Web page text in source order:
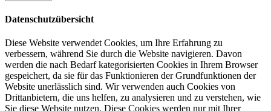
Datenschutzübersicht
Diese Website verwendet Cookies, um Ihre Erfahrung zu
verbessern, während Sie durch die Website navigieren. Davon
werden die nach Bedarf kategorisierten Cookies in Ihrem Browser
gespeichert, da sie für das Funktionieren der Grundfunktionen der
Website unerlässlich sind. Wir verwenden auch Cookies von
Drittanbietern, die uns helfen, zu analysieren und zu verstehen, wie
Sie diese Website nutzen. Diese Cookies werden nur mit Ihrer